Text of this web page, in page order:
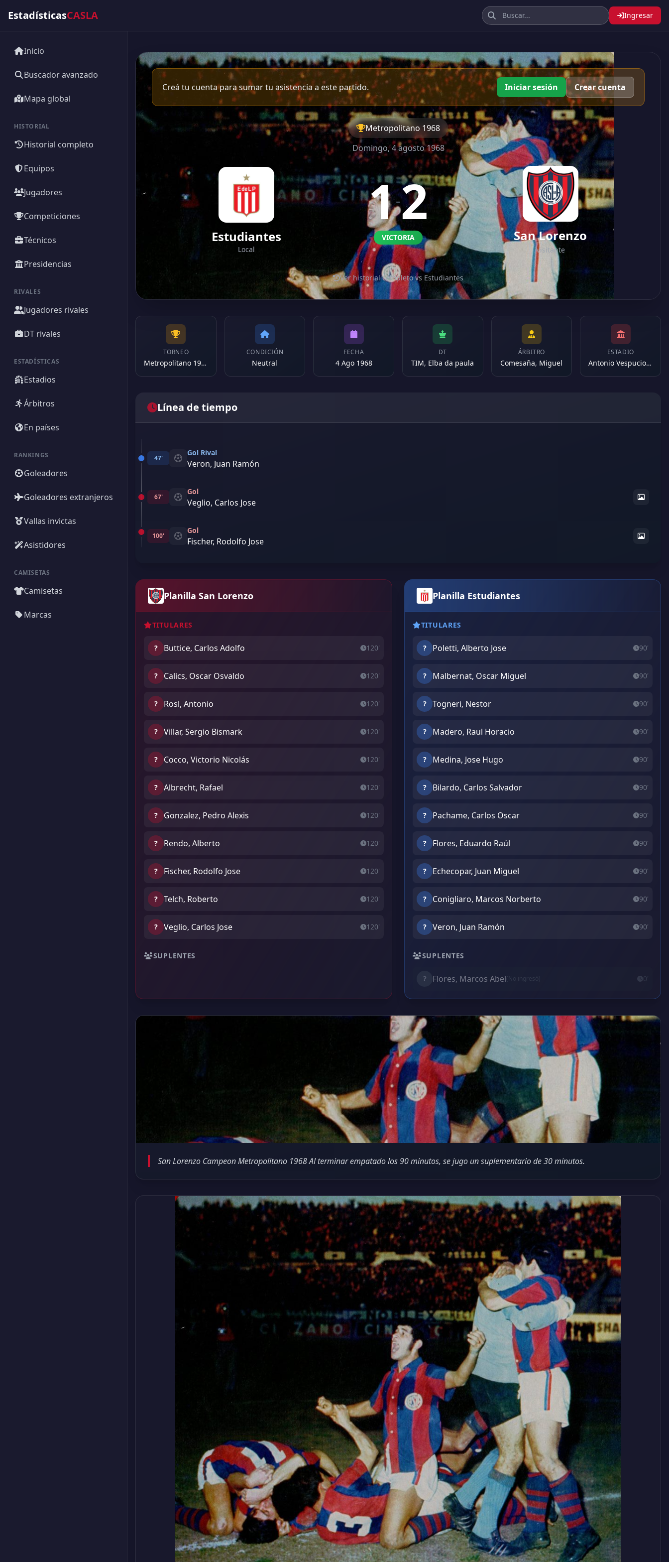
EstadísticasCASLA Ingresar
Inicio
Buscador avanzado
Mapa global
HISTORIAL
Historial completo
Equipos
Jugadores
Competiciones
Técnicos
Presidencias
RIVALES
Jugadores rivales
DT rivales
ESTADÍSTICAS
Estadios
Árbitros
En países
RANKINGS
Goleadores
Goleadores extranjeros
Vallas invictas
Asistidores
CAMISETAS
Camisetas
Marcas
Creá tu cuenta para sumar tu asistencia a este partido. Iniciar sesión Crear cuenta
Metropolitano 1968
Domingo, 4 agosto 1968
Estudiantes
Local
1-2
VICTORIA San Lorenzo
Visitante
Ver historial completo vs Estudiantes
TORNEO
Metropolitano 1968
CONDICIÓN
Neutral
FECHA
4 Ago 1968
DT
TIM, Elba da paula
ÁRBITRO
Comesaña, Miguel
ESTADIO
Antonio Vespucio Liberti (Argentina)
Línea de tiempo
47'
Gol Rival
Veron, Juan Ramón
67'
Gol
Veglio, Carlos Jose
100'
Gol
Fischer, Rodolfo Jose
Planilla San Lorenzo
TITULARES
? Buttice, Carlos Adolfo 120'
? Calics, Oscar Osvaldo 120'
? Rosl, Antonio 120'
? Villar, Sergio Bismark 120'
? Cocco, Victorio Nicolás 120'
? Albrecht, Rafael 120'
? Gonzalez, Pedro Alexis 120'
? Rendo, Alberto 120'
? Fischer, Rodolfo Jose 120'
? Telch, Roberto 120'
? Veglio, Carlos Jose 120'
SUPLENTES
Planilla Estudiantes
TITULARES
? Poletti, Alberto Jose 90'
? Malbernat, Oscar Miguel 90'
? Togneri, Nestor 90'
? Madero, Raul Horacio 90'
? Medina, Jose Hugo 90'
? Bilardo, Carlos Salvador 90'
? Pachame, Carlos Oscar 90'
? Flores, Eduardo Raúl 90'
? Echecopar, Juan Miguel 90'
? Conigliaro, Marcos Norberto 90'
? Veron, Juan Ramón 90'
SUPLENTES
? Flores, Marcos Abel(No ingresó) 0'
San Lorenzo Campeon Metropolitano 1968 Al terminar empatado los 90 minutos, se jugo un suplementario de 30 minutos.